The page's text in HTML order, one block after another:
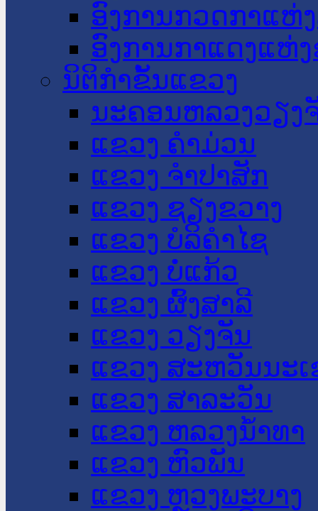
ອົງການກວດກາແຫ່
ອົງການກາແດງແຫ່
ນິຕິກໍາຂັ້ນແຂວງ
ນະ​ຄອນ​ຫລວງວຽງ
ແຂວງ ຄໍາມ່ວນ
ແຂວງ ຈໍາປາສັກ
ແຂວງ ຊຽງຂວາງ
ແຂວງ ບໍລິຄໍາໄຊ
ແຂວງ ບໍ່ແກ້ວ
ແຂວງ ຜົ້ງສາລີ
ແຂວງ ວຽງຈັນ
ແຂວງ ສະຫວັນນະ
ແຂວງ ສາລະວັນ
ແຂວງ ຫລວງນໍ້າທາ
ແຂວງ ຫົວພັນ
ແຂວງ ຫຼວງພະບາງ